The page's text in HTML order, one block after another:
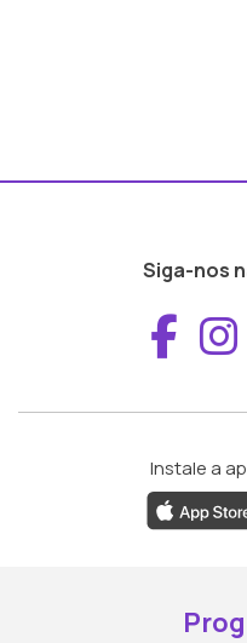
Siga-nos
Instale a